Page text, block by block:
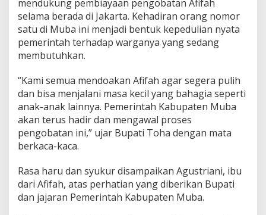
mendukung pembiayaan pengobatan Afifah
selama berada di Jakarta. Kehadiran orang nomor
satu di Muba ini menjadi bentuk kepedulian nyata
pemerintah terhadap warganya yang sedang
membutuhkan.
“Kami semua mendoakan Afifah agar segera pulih
dan bisa menjalani masa kecil yang bahagia seperti
anak-anak lainnya. Pemerintah Kabupaten Muba
akan terus hadir dan mengawal proses
pengobatan ini,” ujar Bupati Toha dengan mata
berkaca-kaca.
Rasa haru dan syukur disampaikan Agustriani, ibu
dari Afifah, atas perhatian yang diberikan Bupati
dan jajaran Pemerintah Kabupaten Muba.